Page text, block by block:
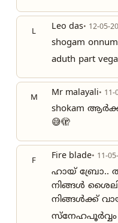
L Leo das• 12-05-
shogam
aduth part
M Mr malayali• 11-
shokam
😅🫣
F Fire blade• 11-
ഹായ് ബ്രോ..
നിങ്ങൾ
നിങ്ങൾക്ക്
സ്നേഹപൂർവ്വം